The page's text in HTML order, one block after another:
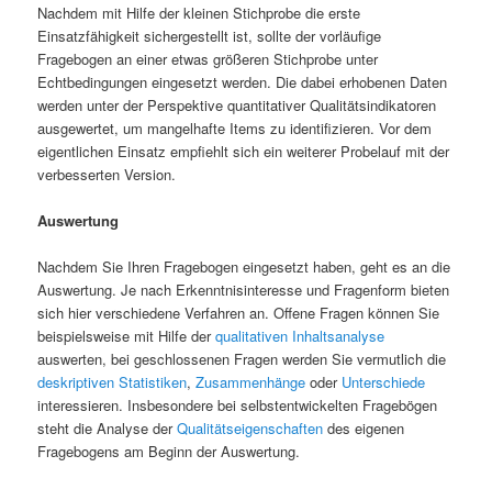
Nachdem mit Hilfe der kleinen Stichprobe die erste
Einsatzfähigkeit sichergestellt ist, sollte der vorläufige
Fragebogen an einer etwas größeren Stichprobe unter
Echtbedingungen eingesetzt werden. Die dabei erhobenen Daten
werden unter der Perspektive quantitativer Qualitätsindikatoren
ausgewertet, um mangelhafte Items zu identifizieren. Vor dem
eigentlichen Einsatz empfiehlt sich ein weiterer Probelauf mit der
verbesserten Version.
Auswertung
Nachdem Sie Ihren Fragebogen eingesetzt haben, geht es an die
Auswertung. Je nach Erkenntnisinteresse und Fragenform bieten
sich hier verschiedene Verfahren an. Offene Fragen können Sie
beispielsweise mit Hilfe derqualitativen Inhaltsanalyse
auswerten, bei geschlossenen Fragen werden Sie vermutlich die
deskriptiven Statistiken,Zusammenhänge oder Unterschiede
interessieren. Insbesondere bei selbstentwickelten Fragebögen
steht die Analyse derQualitätseigenschaften des eigenen
Fragebogens am Beginn der Auswertung.